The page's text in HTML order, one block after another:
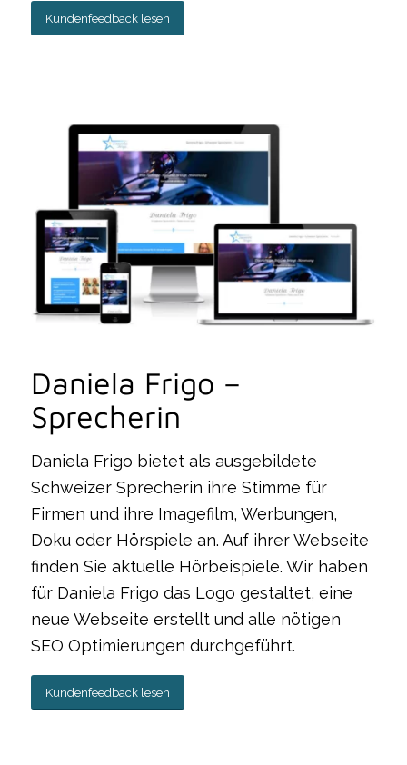
Kundenfeedback lesen
Daniela Frigo –
Sprecherin
Daniela Frigo bietet als ausgebildete
Schweizer Sprecherin ihre Stimme für
Firmen und ihre Imagefilm, Werbungen,
Doku oder Hörspiele an. Auf ihrer Webseite
finden Sie aktuelle Hörbeispiele. Wir haben
für Daniela Frigo das Logo gestaltet, eine
neue Webseite erstellt und alle nötigen
SEO Optimierungen durchgeführt.
Kundenfeedback lesen